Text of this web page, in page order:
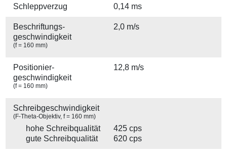
Schleppverzug 0,14 ms
Beschriftungs­
geschwindigkeit
(f = 160 mm)
2,0 m/s
Positionier­
geschwindigkeit
(f = 160 mm)
12,8 m/s
Schreibgeschwindigkeit
(F-Theta-Objektiv, f = 160 mm)
hohe Schreibqualität
425 cps
gute Schreibqualität
620 cps